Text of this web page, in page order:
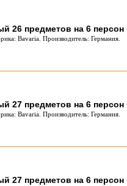
26 предметов на 6 персон
Bavaria. Производитель: Германия.
27 предметов на 6 персон
Bavaria. Производитель: Германия.
27 предметов на 6 персон